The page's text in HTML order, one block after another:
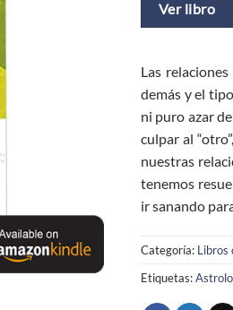
Ver libro
Las
demás y el
ni puro azar
culpar al
nuestras
tenemos
ir sanando
Categoría: Libros
Etiquetas: